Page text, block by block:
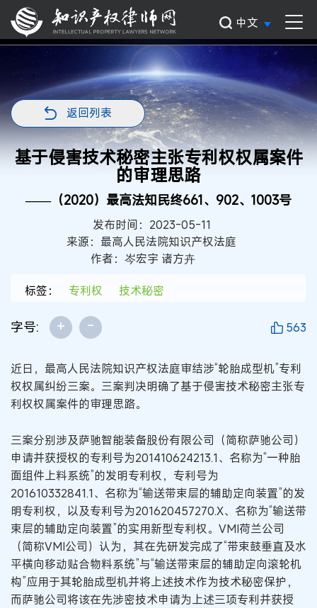
中文
返回列表
基于侵害技术秘密主张专利权权属案件
的审理思路
——（2020）最高法知民终661、902、1003号
发布时间：2023-05-11
来源：最高人民法院知识产权法庭
作者：岑宏宇 诸方卉
标签： 专利权 技术秘密
字号: + - 563
近日，最高人民法院知识产权法庭审结涉“轮胎成型机”专利
权权属纠纷三案。三案判决明确了基于侵害技术秘密主张专
利权权属案件的审理思路。
三案分别涉及萨驰智能装备股份有限公司（简称萨驰公司）
申请并获授权的专利号为201410624213.1、名称为“一种胎
面组件上料系统”的发明专利权，专利号为
201610332841.1、名称为“输送带束层的辅助定向装置”的发
明专利权，以及专利号为201620457270.X、名称为“输送带
束层的辅助定向装置”的实用新型专利权。VMI荷兰公司
（简称VMI公司）认为，其在先研发完成了“带束鼓垂直及水
平横向移动贴合物料系统”与“输送带束层的辅助定向滚轮机
构”应用于其轮胎成型机并将上述技术作为技术秘密保护，
而萨驰公司将该在先涉密技术申请为上述三项专利并获授